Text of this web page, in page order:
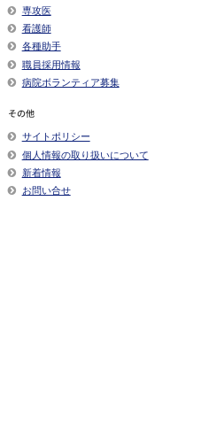
専攻医
看護師
各種助手
職員採用情報
病院ボランティア募集
その他
サイトポリシー
個人情報の取り扱いについて
新着情報
お問い合せ